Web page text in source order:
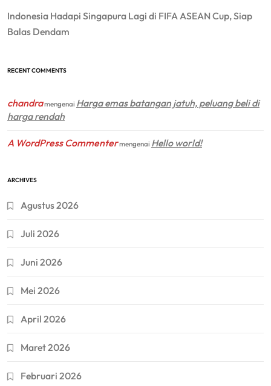
Indonesia Hadapi Singapura Lagi di FIFA ASEAN Cup, Siap
Balas Dendam
RECENT COMMENTS
chandramengenai Harga emas batangan jatuh, peluang beli di
harga rendah
A WordPress Commentermengenai Hello world!
ARCHIVES
Agustus 2026
Juli 2026
Juni 2026
Mei 2026
April 2026
Maret 2026
Februari 2026